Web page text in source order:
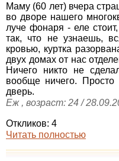
Маму (60 лет) вчера
во дворе нашего
луче фонаря - еле
так, что не узнаешь,
кровью, куртка
двух домах от нас
Ничего никто не
вообще ничего. Просто
дверь.
Еж , возраст: 24 /
Откликов: 4
Читать полностью